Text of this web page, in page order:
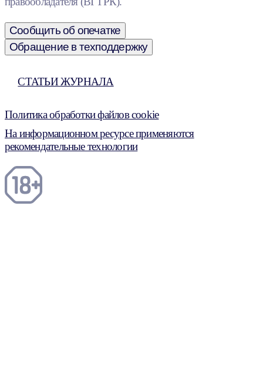
Сообщить об опечатке
Обращение в техподдержку
СТАТЬИ ЖУРНАЛА
Политика обработки файлов cookie
На информационном ресурсе применяются
рекомендательные технологии